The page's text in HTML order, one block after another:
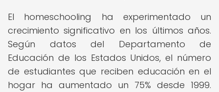
El homeschooling ha experimentado un
crecimiento significativo en los últimos años.
Según datos del Departamento de
Educación de los Estados Unidos, el número
de estudiantes que reciben educación en el
hogar ha aumentado un 75% desde 1999.